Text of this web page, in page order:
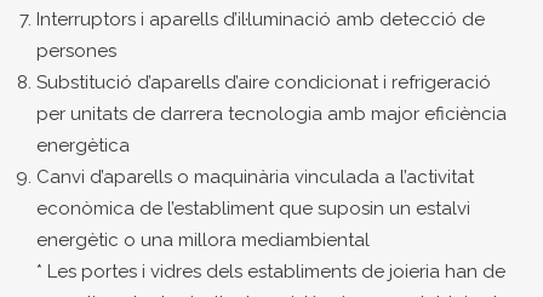
Interruptors i aparells d’il·luminació amb detecció de
persones
Substitució d’aparells d’aire condicionat i refrigeració
per unitats de darrera tecnologia amb major eficiència
energètica
Canvi d’aparells o maquinària vinculada a l’activitat
econòmica de l’establiment que suposin un estalvi
energètic o una millora mediambiental
* Les portes i vidres dels establiments de joieria han de